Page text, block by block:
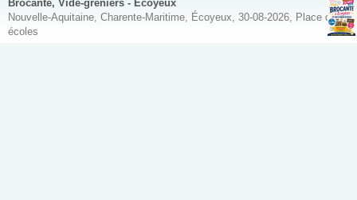
Brocante, Vide-greniers - Écoyeux
Nouvelle-Aquitaine, Charente-Maritime, Écoyeux, 30-08-2026, Place des
écoles